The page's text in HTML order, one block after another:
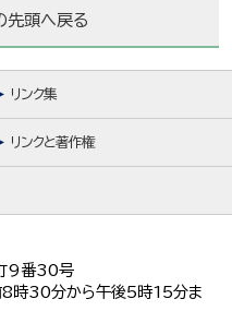
先頭へ戻る
リンク集
リンクと著作権
9番30号
時30分から午後5時15分ま